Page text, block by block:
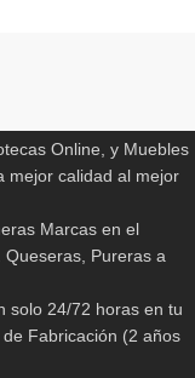
Online, y Muebles
mejor calidad al mejor
Marcas en el
Pureras a
solo 24/72 horas en tu
Fabricación (2 años